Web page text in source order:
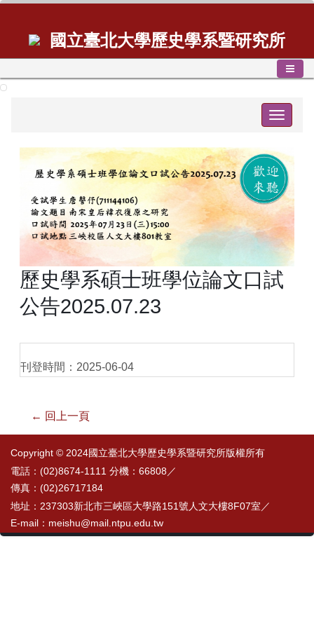
國立臺北大學歷史學系暨研究所
Toggle
歷史學系碩士班學位論文口試
公告2025.07.23
刊登時間：2025-06-04
← 回上一頁
Copyright © 2024國立臺北大學歷史學系暨研究所版權所有
電話：(02)8674-1111 分機：66808／
傳真：(02)26717184
地址：237303新北市三峽區大學路151號人文大樓8F07室／
E-mail：meishu@mail.ntpu.edu.tw